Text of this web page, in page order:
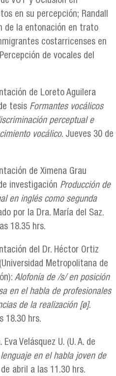
en su percepción; Randall
de la entonación en trato
costarricenses en
de vocales del
de Loreto Aguilera
tesis Formantes vocálicos
perceptual e
vocálico. Jueves 30 de
de Ximena Grau
investigación Producción de
en inglés como segunda
por la Dra. María del Saz.
18.35 hrs.
del Dr. Héctor Ortiz
Metropolitana de
Alofonía de /s/ en posición
en el habla de profesionales
de la realización [ø].
18.30 hrs.
Velásquez U. (U. A. de
en el habla joven de
abril a las 11.30 hrs.